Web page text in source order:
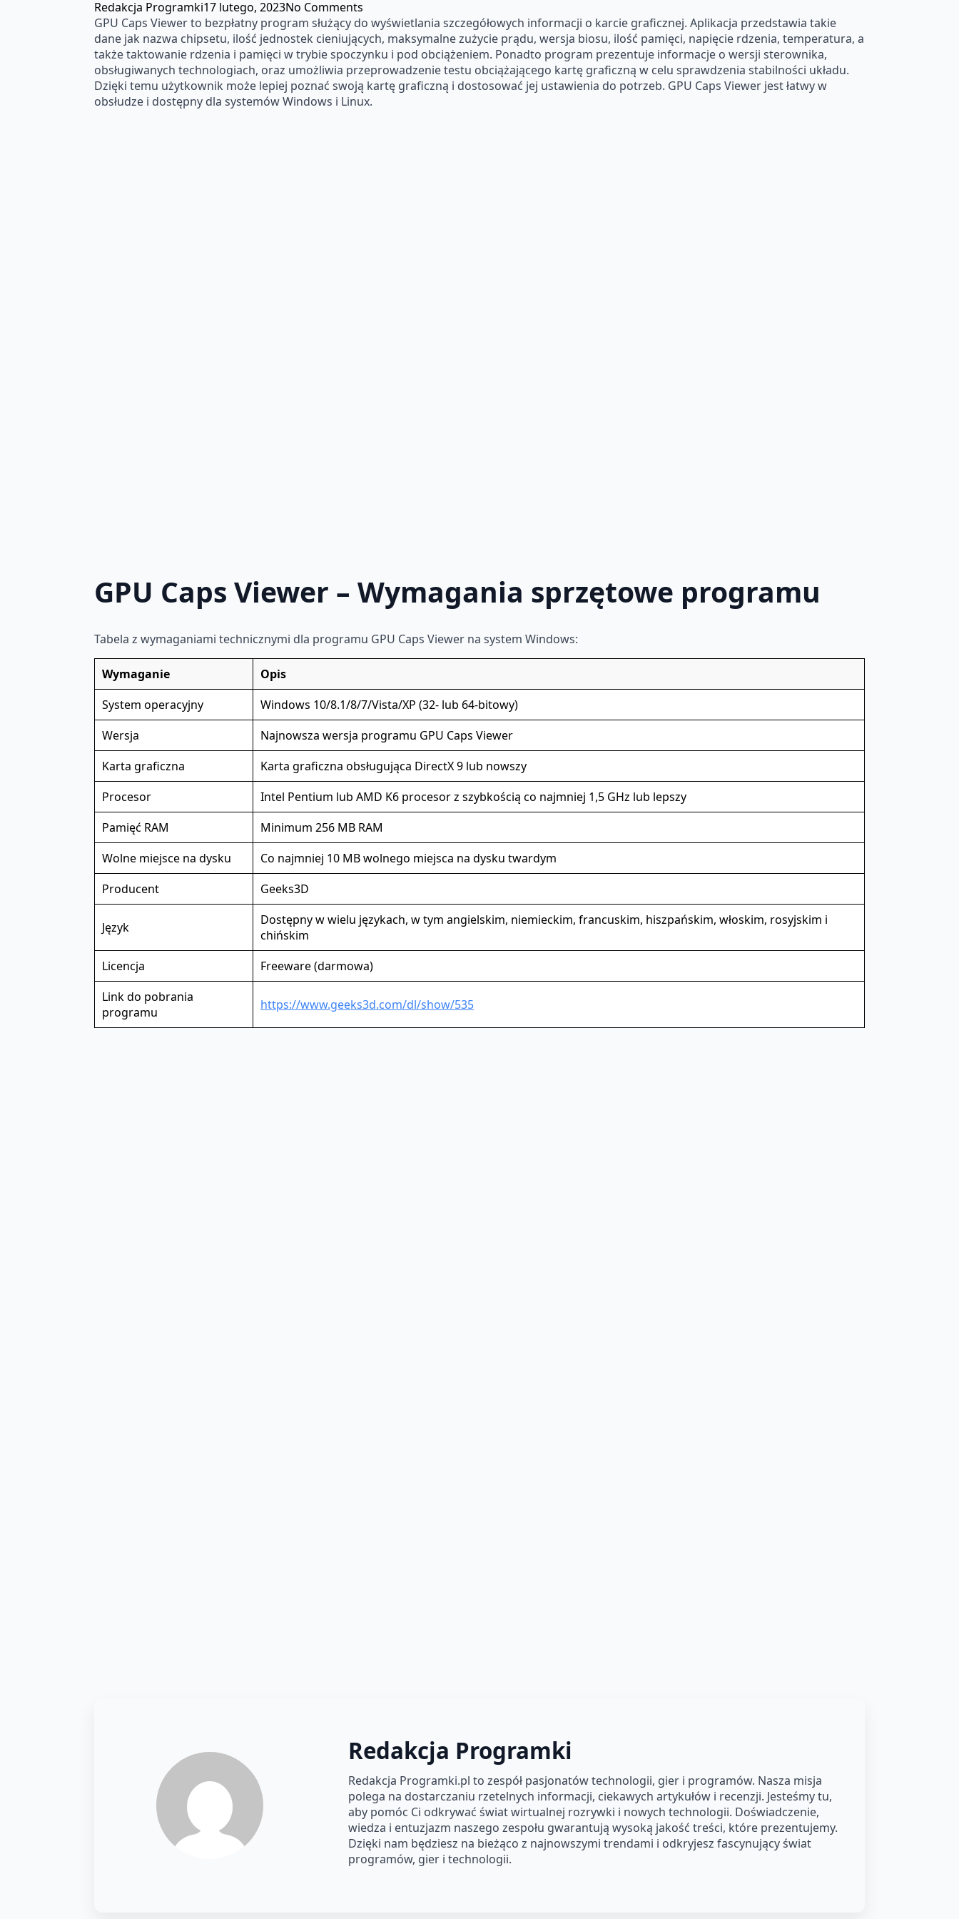
Redakcja Programki17 lutego, 2023No Comments
GPU Caps Viewer to bezpłatny program służący do wyświetlania szczegółowych informacji o karcie graficznej. Aplikacja przedstawia takie
dane jak nazwa chipsetu, ilość jednostek cieniujących, maksymalne zużycie prądu, wersja biosu, ilość pamięci, napięcie rdzenia, temperatura, a
także taktowanie rdzenia i pamięci w trybie spoczynku i pod obciążeniem. Ponadto program prezentuje informacje o wersji sterownika,
obsługiwanych technologiach, oraz umożliwia przeprowadzenie testu obciążającego kartę graficzną w celu sprawdzenia stabilności układu.
Dzięki temu użytkownik może lepiej poznać swoją kartę graficzną i dostosować jej ustawienia do potrzeb. GPU Caps Viewer jest łatwy w
obsłudze i dostępny dla systemów Windows i Linux.
GPU Caps Viewer – Wymagania sprzętowe programu
Tabela z wymaganiami technicznymi dla programu GPU Caps Viewer na system Windows:
Wymaganie
Opis
System operacyjny
Windows 10/8.1/8/7/Vista/XP (32- lub 64-bitowy)
Wersja
Najnowsza wersja programu GPU Caps Viewer
Karta graficzna
Karta graficzna obsługująca DirectX 9 lub nowszy
Procesor
Intel Pentium lub AMD K6 procesor z szybkością co najmniej 1,5 GHz lub lepszy
Pamięć RAM
Minimum 256 MB RAM
Wolne miejsce na dysku
Co najmniej 10 MB wolnego miejsca na dysku twardym
Producent
Geeks3D
Język
Dostępny w wielu językach, w tym angielskim, niemieckim, francuskim, hiszpańskim, włoskim, rosyjskim i
chińskim
Licencja
Freeware (darmowa)
Link do pobrania
programu
https://www.geeks3d.com/dl/show/535
Redakcja Programki
Redakcja Programki.pl to zespół pasjonatów technologii, gier i programów. Nasza misja
polega na dostarczaniu rzetelnych informacji, ciekawych artykułów i recenzji. Jesteśmy tu,
aby pomóc Ci odkrywać świat wirtualnej rozrywki i nowych technologii. Doświadczenie,
wiedza i entuzjazm naszego zespołu gwarantują wysoką jakość treści, które prezentujemy.
Dzięki nam będziesz na bieżąco z najnowszymi trendami i odkryjesz fascynujący świat
programów, gier i technologii.